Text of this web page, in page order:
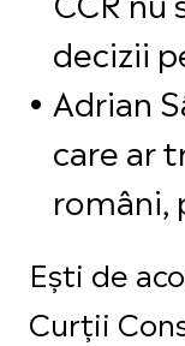
decizii
Adrian
care ar
români,
Ești de
Curții